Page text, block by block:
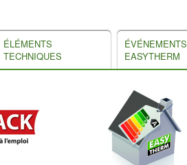
ÉLÉMENTS
TECHNIQUES
ÉVÉNEMENTS
EASYTHERM